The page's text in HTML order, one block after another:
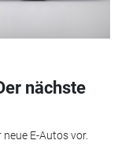
nächste
E-Autos vor.